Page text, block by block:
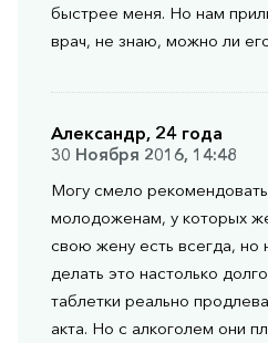
быстрее меня. Но нам
врач, не знаю, можно ли
Александр, 24 года
30 Ноября 2016, 14:48
Могу смело
молодоженам, у которых
свою жену есть всегда, но
делать это настолько
таблетки реально
акта. Но с алкоголем они